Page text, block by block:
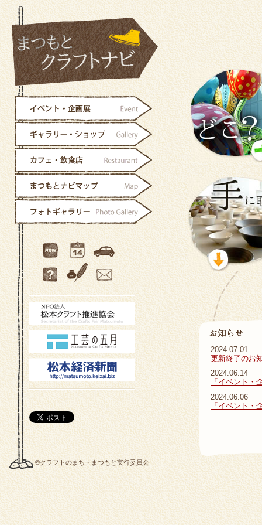
©クラフトのまち・まつもと実行委員会
2024.07.01
更新終了のお
2024.06.14
「イベント・
2024.06.06
「イベント・